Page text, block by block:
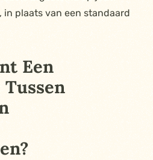
in plaats van een standaard
Een